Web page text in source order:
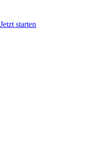
Jetzt starten